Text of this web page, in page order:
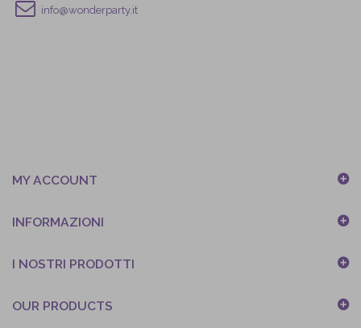
info@wonderparty.it
MY ACCOUNT
INFORMAZIONI
I NOSTRI PRODOTTI
OUR PRODUCTS